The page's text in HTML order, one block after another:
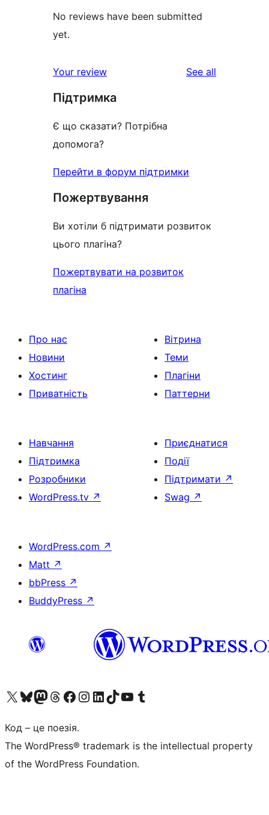
No reviews have been submitted
yet.
Your review See all
Підтримка
Є що сказати? Потрібна
допомога?
Перейти в форум підтримки
Пожертвування
Ви хотіли б підтримати розвиток
цього плагіна?
Пожертвувати на розвиток
плагіна
Про нас
Новини
Хостинг
Приватність
Вітрина
Теми
Плагіни
Паттерни
Навчання
Підтримка
Розробники
WordPress.tv ↗
Приєднатися
Події
Підтримати ↗
Swag ↗
WordPress.com ↗
Matt ↗
bbPress ↗
BuddyPress ↗
Visit our X (formerly Twitter) account
Visit our Bluesky account
Завітайте до нашої стрічки в Mastodon
Visit our Threads account
Завітайте на нашу сторінку в Facebook
Visit our Instagram account
Visit our LinkedIn account
Visit our TikTok account
Visit our YouTube channel
Visit our Tumblr account
Код – це поезія.
The WordPress® trademark is the intellectual property
of the WordPress Foundation.